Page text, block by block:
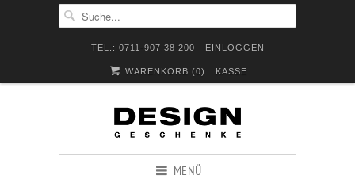
TEL.: 0711-907 38 200 EINLOGGEN
WARENKORB (0) KASSE
MENÜ